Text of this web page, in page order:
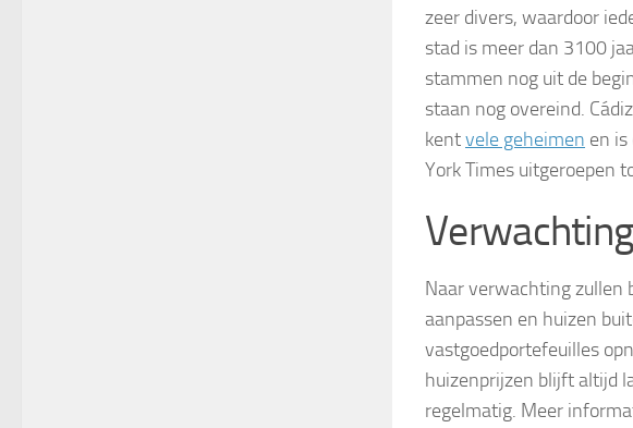
zeer divers, waardoor
stad is meer dan 3100
stammen nog uit de
staan nog overeind.
kentvele geheimen en
York Times uitgeroepen
Naar verwachting zullen
aanpassen en huizen
vastgoedportefeuilles
huizenprijzen blijft altijd
regelmatig. Meer